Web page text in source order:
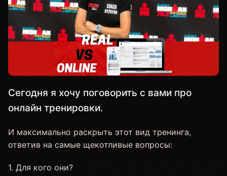
Сегодня я хочу поговорить с вами про
онлайн тренировки.
И максимально раскрыть этот вид тренинга,
ответив на самые щекотливые вопросы:
1. Для кого они?